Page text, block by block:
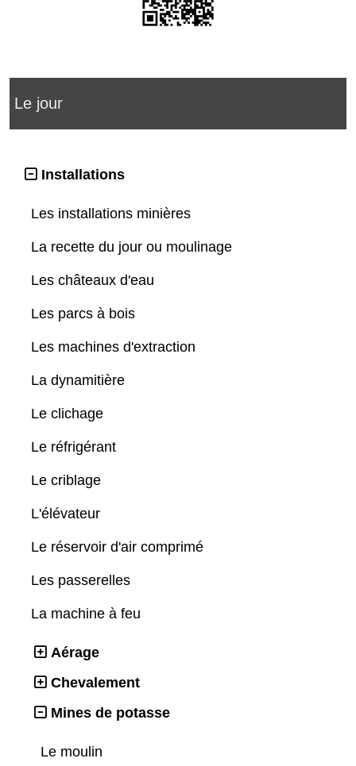
Le jour
Installations
Les installations minières
La recette du jour ou moulinage
Les châteaux d'eau
Les parcs à bois
Les machines d'extraction
La dynamitière
Le clichage
Le réfrigérant
Le criblage
L'élévateur
Le réservoir d'air comprimé
Les passerelles
La machine à feu
Aérage
Chevalement
Mines de potasse
Le moulin